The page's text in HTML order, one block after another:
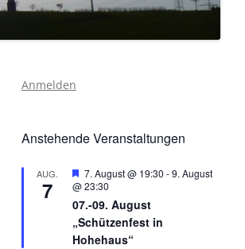
Anmelden
Anstehende Veranstaltungen
AUG.
7
Hervorgehoben
7. August @ 19:30 -9. August
@ 23:30
07.-09. August
„Schützenfest in
Hohehaus“